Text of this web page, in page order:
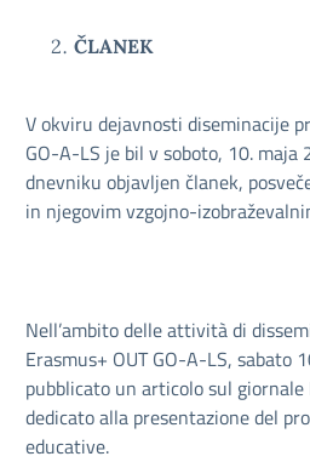
ČLANEK
V okviru dejavnosti diseminacije
GO-A-LS je bil v soboto, 10.
dnevniku objavljen članek,
in njegovim vzgojno-
Nell’ambito delle attività di
Erasmus+ OUT GO-A-LS, sabato
pubblicato un articolo sul
dedicato alla presentazione del
educative.